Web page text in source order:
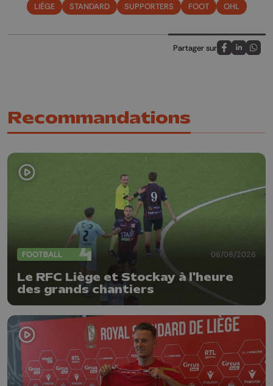
LIÈGE STANDARD SUPPORTERS FOOT OHL
Partager sur
Partagez sur
Partagez
Recommandations
FOOTBALL 06/08/2026
Le RFC Liège et Stockay à l'heure
des grands chantiers